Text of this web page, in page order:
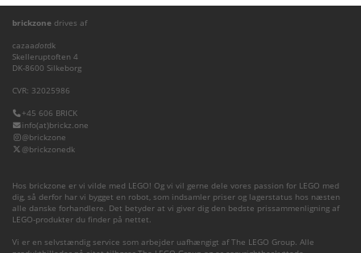
brickzone drives af
cazaadotdk
Skelleruptoften 4
DK-8600 Silkeborg
CVR: 32025986
+45 606 BRICK
info(at)brickz.one
@brickzone
@brickzonedk
Hos brickzone er vi vilde med LEGO! Og vi vil gerne dele vores passion for LEGO med
dig, så derfor har vi bygget en robot, som indsamler priser og lagerstatus hos næsten
alle danske forhandlere. Det betyder at vi giver dig den bedste prissammenligning af
LEGO-produkter du finder på nettet.
Vi er en selvstændig service som arbejder uafhængigt af The LEGO Group. Alle